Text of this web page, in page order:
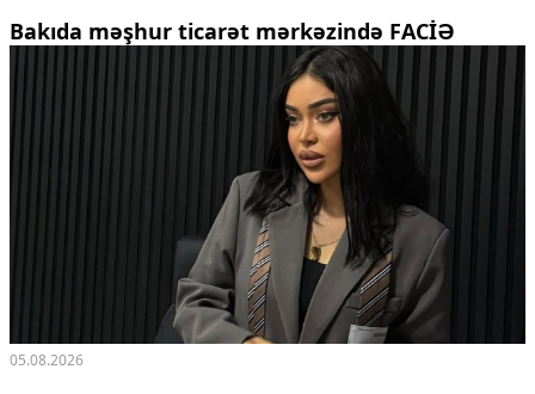
Bakıda məşhur ticarət mərkəzində FACİƏ
05.08.2026